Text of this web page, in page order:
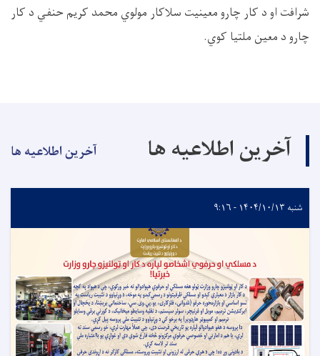
شرافت او د کار چارو معینیت سلاکار مولوي محمد کریم حنفي د کار
چارو د معین ملتیا کوي.
آخرین اطلاعیه ها آخرین اطلاعیه ها
شنبه ۱۴۰۴/۱۰/۱۳ - ۹:۱۶